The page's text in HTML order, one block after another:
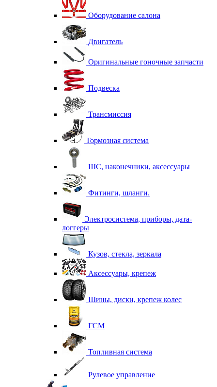
Оборудование салона
Двигатель
Оригинальные гоночные запчасти
Подвеска
Трансмиссия
Тормозная система
ШС, наконечники, аксессуары
Фитинги, шланги.
Электросистема, приборы, дата-
логгеры
Кузов, стекла, зеркала
Аксессуары, крепеж
Шины, диски, крепеж колес
ГСМ
Топливная система
Рулевое управление